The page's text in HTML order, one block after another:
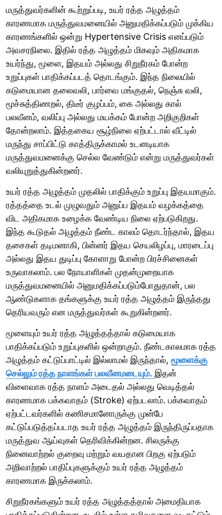
மருத்துவர்களின் கூற்றுப்படி, உயர் ரத்த அழுத்தம்
காரணமாக மருத்துவமனையில் அனுமதிக்கப்படும் முக்கிய
காரணங்களில் ஒன்று Hypertensive Crisis எனப்படும்
அவசரநிலை. இதில் ரத்த அழுத்தம் மிகவும் அதிகமாக
உயர்ந்து, மூளை, இதயம் அல்லது சிறுநீரகம் போன்ற
உறுப்புகள் பாதிக்கப்படத் தொடங்கும். இந்த நிலையில்
கடுமையான தலைவலி, பார்வை மங்குதல், நெஞ்சு வலி,
மூச்சுத்திணறல், திடீர் குழப்பம், கை அல்லது கால்
பலவீனம், வலிப்பு அல்லது மயக்கம் போன்ற அறிகுறிகள்
தோன்றலாம். இத்தகைய சூழ்நிலை ஏற்பட்டால் வீட்டில்
மருந்து சாப்பிட்டு காத்திருக்காமல் உடனடியாக
மருத்துவமனைக்கு செல்ல வேண்டும் என்று மருத்துவர்கள்
வலியுறுத்துகின்றனர்.
உயர் ரத்த அழுத்தம் முதலில் பாதிக்கும் உறுப்பு இதயமாகும்.
ரத்தத்தை உடல் முழுவதும் அனுப்ப இதயம் வழக்கத்தை
விட அதிகமாக உழைக்க வேண்டிய நிலை ஏற்படுகிறது.
இந்த கூடுதல் அழுத்தம் நீண்ட காலம் தொடர்ந்தால், இதய
தசைகள் தடிமனாகி, பின்னர் இதய செயலிழப்பு, மாரடைப்பு
அல்லது இதய துடிப்பு கோளாறு போன்ற பிரச்சினைகள்
உருவாகலாம். பல நோயாளிகள் முதன்முறையாக
மருத்துவமனையில் அனுமதிக்கப்படும்போதுதான், பல
ஆண்டுகளாக தங்களுக்கு உயர் ரத்த அழுத்தம் இருந்தது
தெரியவரும் என மருத்துவர்கள் கூறுகின்றனர்.
மூளையும் உயர் ரத்த அழுத்தத்தால் கடுமையாக
பாதிக்கப்படும் உறுப்புகளில் ஒன்றாகும். நீண்டகாலமாக ரத்த
அழுத்தம் கட்டுப்பாட்டில் இல்லாமல் இருந்தால், மூளைக்கு
செல்லும் ரத்த நாளங்கள் பலவீனமடையும். இதன்
விளைவாக ரத்த நாளம் அடைதல் அல்லது வெடித்தல்
காரணமாக பக்கவாதம் (Stroke) ஏற்படலாம். பக்கவாதம்
ஏற்பட்டவர்களில் கணிசமானோருக்கு முன்பே
கட்டுப்படுத்தப்படாத உயர் ரத்த அழுத்தம் இருந்திருப்பதாக
மருத்துவ ஆய்வுகள் தெரிவிக்கின்றன. சிலருக்கு
நினைவாற்றல் குறைவு மற்றும் வயதான பிறகு ஏற்படும்
அறிவாற்றல் பாதிப்புகளுக்கும் உயர் ரத்த அழுத்தம்
காரணமாக இருக்கலாம்.
சிறுநீரகங்களும் உயர் ரத்த அழுத்தத்தால் அமைதியாக